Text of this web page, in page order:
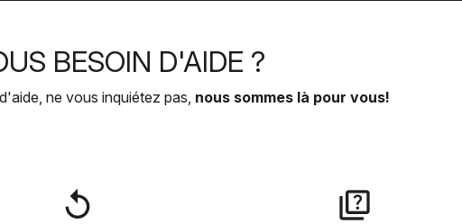
BESOIN D'AIDE ?
ne vous inquiétez pas, nous sommes là pour vous!
replay quiz